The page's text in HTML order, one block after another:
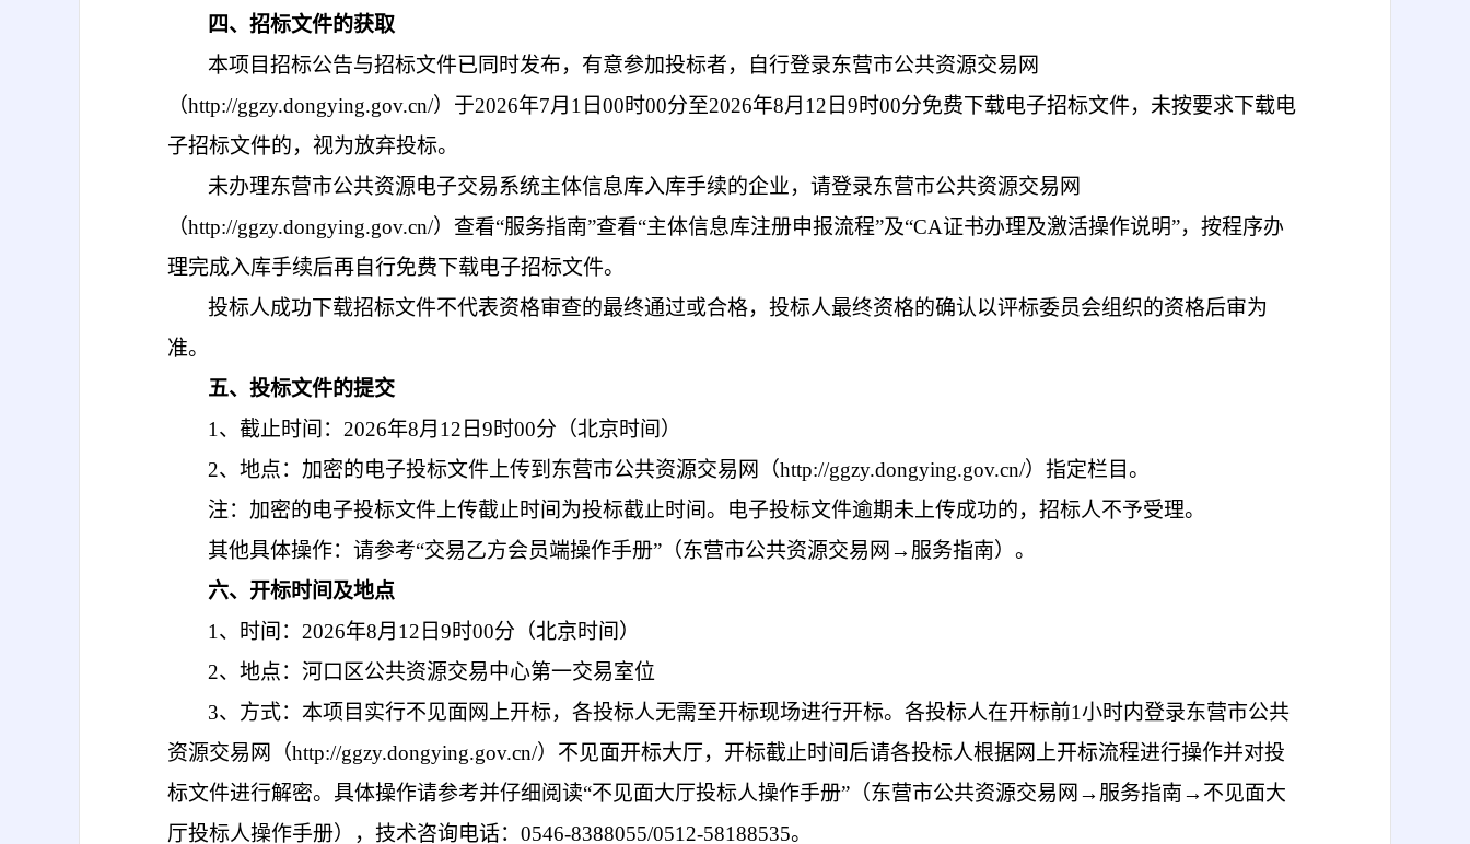
四、招标文件的获取
本项目招标公告与招标文件已同时发布，有意参加投标者，自行登录东营市公共资源交易网
（http://ggzy.dongying.gov.cn/）于2026年7月 1 日00时00分至2026年8月 12 日9时00分免费下载电子招标文件，未按要求下载电
子招标文件的，视为放弃投标。
未办理东营市公共资源电子交易系统主体信息库入库手续的企业，请登录东营市公共资源交易网
（http://ggzy.dongying.gov.cn/）查看“服务指南”查看“主体信息库注册申报流程”及“CA证书办理及激活操作说明”，按程序办
理完成入库手续后再自行免费下载电子招标文件。
投标人成功下载招标文件不代表资格审查的最终通过或合格，投标人最终资格的确认以评标委员会组织的资格后审为
准。
五、投标文件的提交
1、截止时间：2026年8月 12 日9时00分（北京时间）
2、地点：加密的电子投标文件上传到东营市公共资源交易网（http://ggzy.dongying.gov.cn/）指定栏目。
注：加密的电子投标文件上传截止时间为投标截止时间。电子投标文件逾期未上传成功的，招标人不予受理。
其他具体操作：请参考“交易乙方会员端操作手册”（东营市公共资源交易网→服务指南）。
六、开标时间及地点
1、时间：2026年8月 12 日9时00分（北京时间）
2、地点：河口区公共资源交易中心第一交易室位
3、方式： 本项目实行不见面网上开标，各投标人无需至开标现场进行开标。各投标人在开标前1小时内登录东营市公共
资源交易网（http://ggzy.dongying.gov.cn/）不见面开标大厅，开标截止时间后请各投标人根据网上开标流程进行操作并对投
标文件进行解密。具体操作请参考并仔细阅读“不见面大厅投标人操作手册”（东营市公共资源交易网→服务指南→不见面大
厅投标人操作手册），技术咨询电话：0546-8388055/0512-58188535。